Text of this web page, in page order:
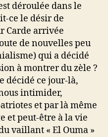
déroulée dans le
ce le désir de
Carde arrivée
de nouvelles peu
qui a décidé
à montrer du zèle ?
décidé ce jour-là,
intimider,
et par là même
et peut-être à la vie
vaillant « El Ouma »